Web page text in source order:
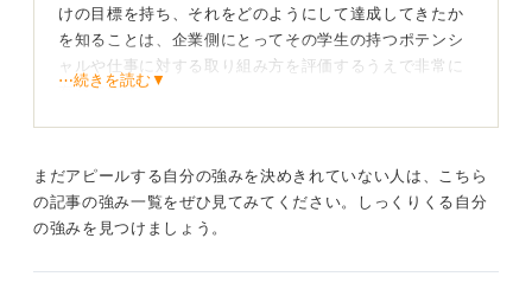
0
けの目標を持ち、それをどのようにして達成してきたか
を知ることは、企業側にとってその学生の持つポテンシ
ャルや仕事に対する取り組み方を評価するうえで非常に
有意義です。
目標達成力をアピールする際は、具体的な事例を挙げま
成するためにどのようなアクションを取ったかを具体的
に述べることで、面接官や読者にあなたの目標達成力を
実感してもらうことができます。
⋯続きを読む▼
まだアピールする自分の強みを決めきれていない人は、こちら
の記事の強み一覧をぜひ見てみてください。しっくりくる自分
の強みを見つけましょう。